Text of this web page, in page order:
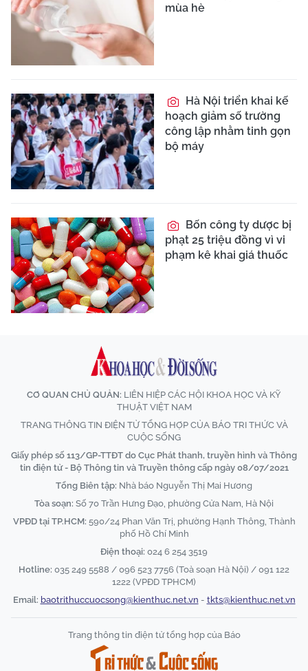
mùa hè
Hà Nội triển khai kế
hoạch giảm số trường
công lập nhằm tinh gọn
bộ máy
Bốn công ty dược bị
phạt 25 triệu đồng vì vi
phạm kê khai giá thuốc
CƠ QUAN CHỦ QUẢN: LIÊN HIỆP CÁC HỘI KHOA HỌC VÀ KỸ
THUẬT VIỆT NAM
TRANG THÔNG TIN ĐIỆN TỬ TỔNG HỢP CỦA BÁO TRI THỨC VÀ
CUỘC SỐNG
Giấy phép số 113/GP-TTĐT do Cục Phát thanh, truyền hình và Thông
tin điện tử - Bộ Thông tin và Truyền thông cấp ngày 08/07/2021
Tổng Biên tập: Nhà báo Nguyễn Thị Mai Hương
Tòa soạn: Số 70 Trần Hưng Đạo, phường Cửa Nam, Hà Nội
VPĐD tại TP.HCM: 590/24 Phan Văn Trị, phường Hạnh Thông, Thành
phố Hồ Chí Minh
Điện thoại: 024 6 254 3519
Hotline: 035 249 5588 / 096 523 7756 (Toà soạn Hà Nội) / 091 122
1222 (VPĐD TPHCM)
Email: baotrithuccuocsong@kienthuc.net.vn - tkts@kienthuc.net.vn
Trang thông tin điện tử tổng hợp của Báo